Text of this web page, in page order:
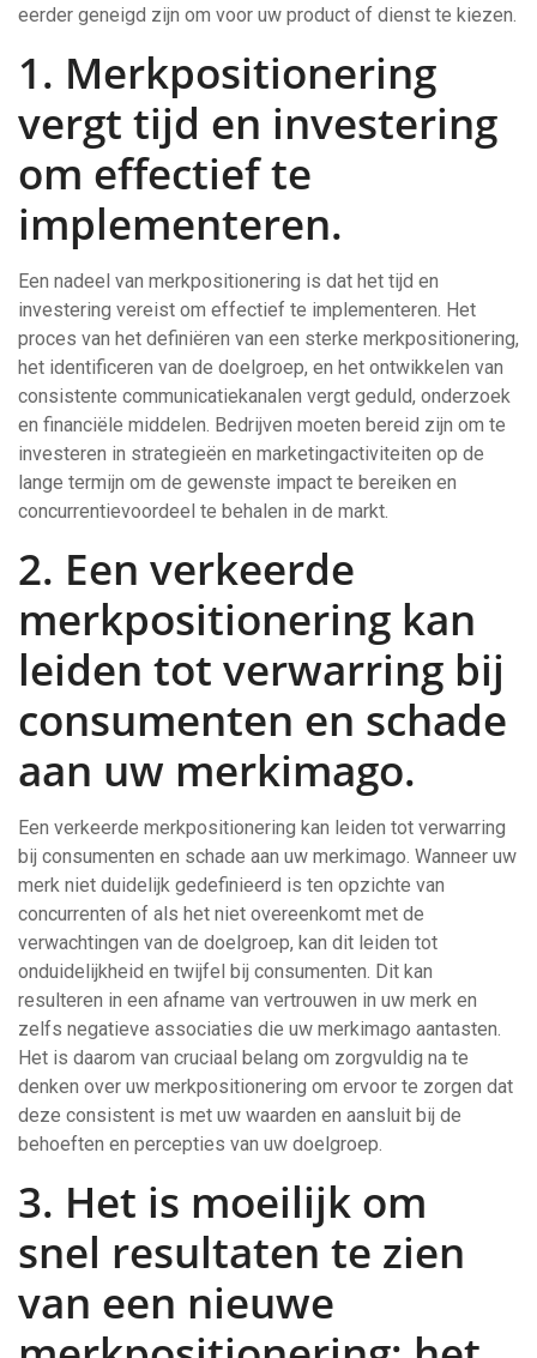
eerder geneigd zijn om voor uw product of dienst te kiezen.
1. Merkpositionering
vergt tijd en investering
om effectief te
implementeren.
Een nadeel van merkpositionering is dat het tijd en
investering vereist om effectief te implementeren. Het
proces van het definiëren van een sterke merkpositionering,
het identificeren van de doelgroep, en het ontwikkelen van
consistente communicatiekanalen vergt geduld, onderzoek
en financiële middelen. Bedrijven moeten bereid zijn om te
investeren in strategieën en marketingactiviteiten op de
lange termijn om de gewenste impact te bereiken en
concurrentievoordeel te behalen in de markt.
2. Een verkeerde
merkpositionering kan
leiden tot verwarring bij
consumenten en schade
aan uw merkimago.
Een verkeerde merkpositionering kan leiden tot verwarring
bij consumenten en schade aan uw merkimago. Wanneer uw
merk niet duidelijk gedefinieerd is ten opzichte van
concurrenten of als het niet overeenkomt met de
verwachtingen van de doelgroep, kan dit leiden tot
onduidelijkheid en twijfel bij consumenten. Dit kan
resulteren in een afname van vertrouwen in uw merk en
zelfs negatieve associaties die uw merkimago aantasten.
Het is daarom van cruciaal belang om zorgvuldig na te
denken over uw merkpositionering om ervoor te zorgen dat
deze consistent is met uw waarden en aansluit bij de
behoeften en percepties van uw doelgroep.
3. Het is moeilijk om
snel resultaten te zien
van een nieuwe